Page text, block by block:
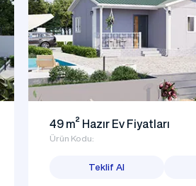
49 m² Hazır Ev Fiyatları
Ürün Kodu:
Teklif Al